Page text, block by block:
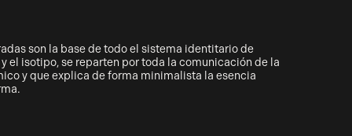
son la base de todo el sistema identitario de
el isotipo, se reparten por toda la comunicación de la
y que explica de forma minimalista la esencia